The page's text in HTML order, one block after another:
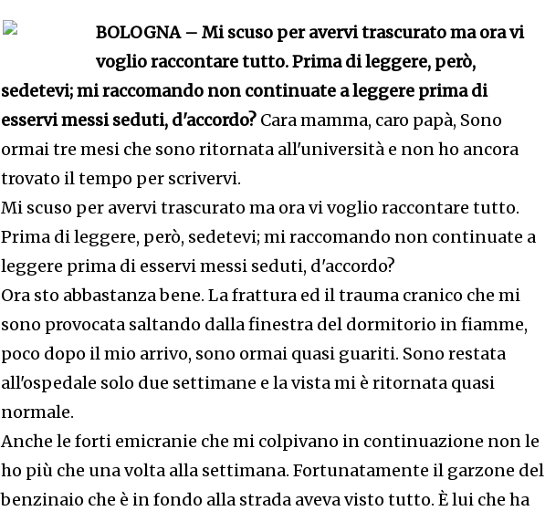
BOLOGNA – Mi scuso per avervi trascurato ma ora vi
voglio raccontare tutto. Prima di leggere, però,
sedetevi; mi raccomando non continuate a leggere prima di
esservi messi seduti, d'accordo? Cara mamma, caro papà, Sono
ormai tre mesi che sono ritornata all'università e non ho ancora
trovato il tempo per scrivervi.
Mi scuso per avervi trascurato ma ora vi voglio raccontare tutto.
Prima di leggere, però, sedetevi; mi raccomando non continuate a
leggere prima di esservi messi seduti, d'accordo?
Ora sto abbastanza bene. La frattura ed il trauma cranico che mi
sono provocata saltando dalla finestra del dormitorio in fiamme,
poco dopo il mio arrivo, sono ormai quasi guariti. Sono restata
all'ospedale solo due settimane e la vista mi è ritornata quasi
normale.
Anche le forti emicranie che mi colpivano in continuazione non le
ho più che una volta alla settimana. Fortunatamente il garzone del
benzinaio che è in fondo alla strada aveva visto tutto. È lui che ha